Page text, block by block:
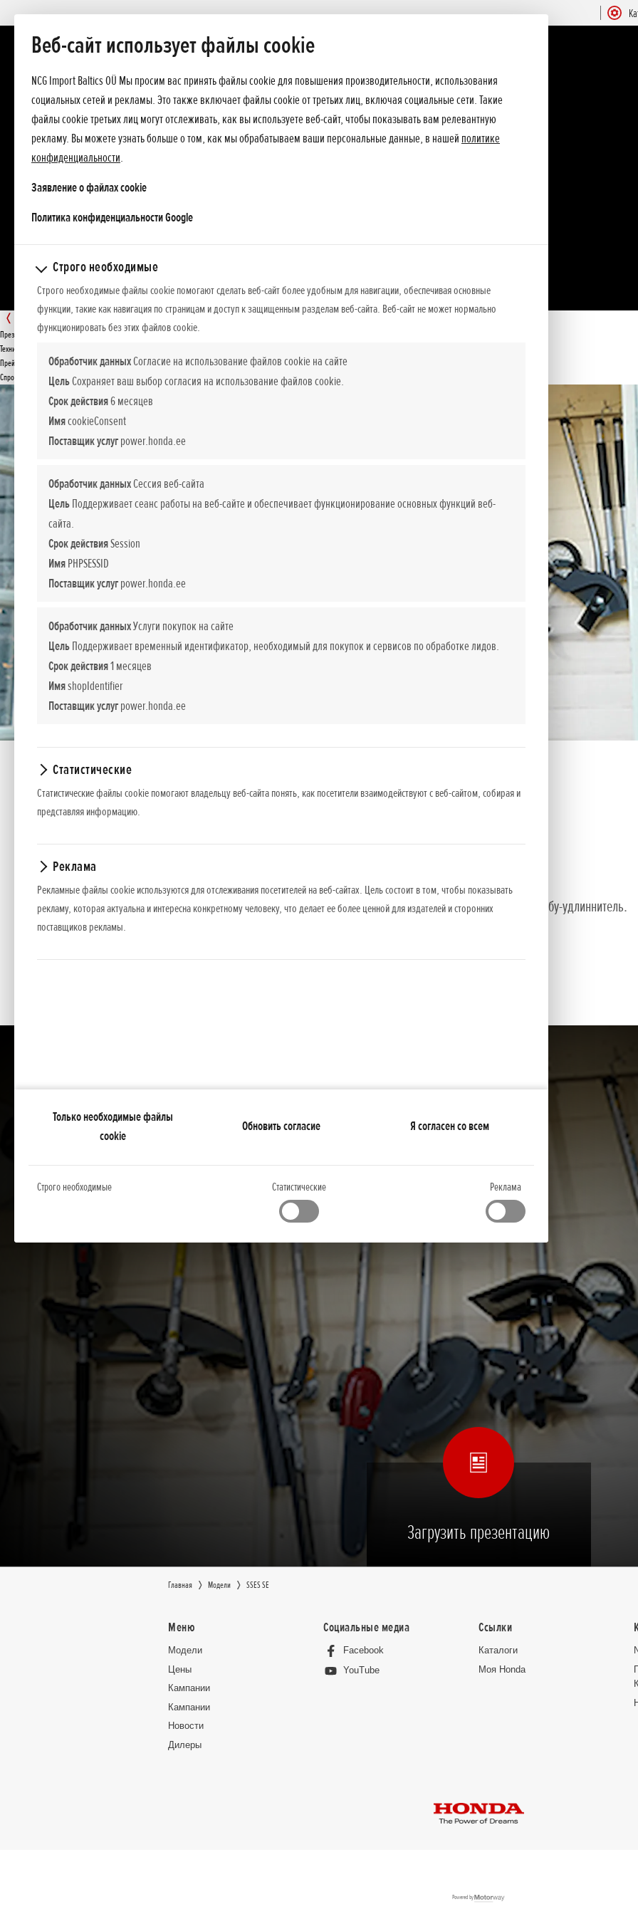
Веб-сайт использует файлы cookie
NCG Import Baltics OÜ Мы просим вас принять файлы cookie для повышения производительности, использования
социальных сетей и рекламы. Это также включает файлы cookie от третьих лиц, включая социальные сети. Такие
файлы cookie третьих лиц могут отслеживать, как вы используете веб-сайт, чтобы показывать вам релевантную
рекламу. Вы можете узнать больше о том, как мы обрабатываем ваши персональные данные, в нашей политике
конфиденциальности.
Заявление о файлах cookie
Политика конфиденциальности Googleopens in a new tab
Строго необходимые
Строго необходимые файлы cookie помогают сделать веб-сайт более удобным для навигации, обеспечивая основные
функции, такие как навигация по страницам и доступ к защищенным разделам веб-сайта. Веб-сайт не может нормально
функционировать без этих файлов cookie.
Обработчик данныхСогласие на использование файлов cookie на сайте
ЦельСохраняет ваш выбор согласия на использование файлов cookie.
Срок действия6 месяцев
ИмяcookieConsent
Поставщик услугpower.honda.ee
Обработчик данныхСессия веб-сайта
ЦельПоддерживает сеанс работы на веб-сайте и обеспечивает функционирование основных функций веб-
сайта.
Срок действияSession
ИмяPHPSESSID
Поставщик услугpower.honda.ee
Обработчик данныхУслуги покупок на сайте
ЦельПоддерживает временный идентификатор, необходимый для покупок и сервисов по обработке лидов.
Срок действия1 месяцев
ИмяshopIdentifier
Поставщик услугpower.honda.ee
Статистические
Статистические файлы cookie помогают владельцу веб-сайта понять, как посетители взаимодействуют с веб-сайтом, собирая и
представляя информацию.
Реклама
Рекламные файлы cookie используются для отслеживания посетителей на веб-сайтах. Цель состоит в том, чтобы показывать
рекламу, которая актуальна и интересна конкретному человеку, что делает ее более ценной для издателей и сторонних
поставщиков рекламы.
Только необходимые файлы
cookie
Обновить согласие Я согласен со всем
Строго необходимые Статистические Реклама
SSES SE
Презентация
Технические данные
Прейскурант
Спросите подробнее
Труба-удлиннитель SSES SE
Для того, чтобы без проблем работать в самых труднодоступных местах выбирайте 50 см и 1 м трубу-удлиннитель.
Загрузить презентацию
Главная Moдeли SSES SE
Меню
Moдeли
Цeны
Кампании
Кампании
Новocти
Дилеры
Социальные медиа
Facebook
YouTube
Ссылки
Каталоги
Moя Honda
Powered by